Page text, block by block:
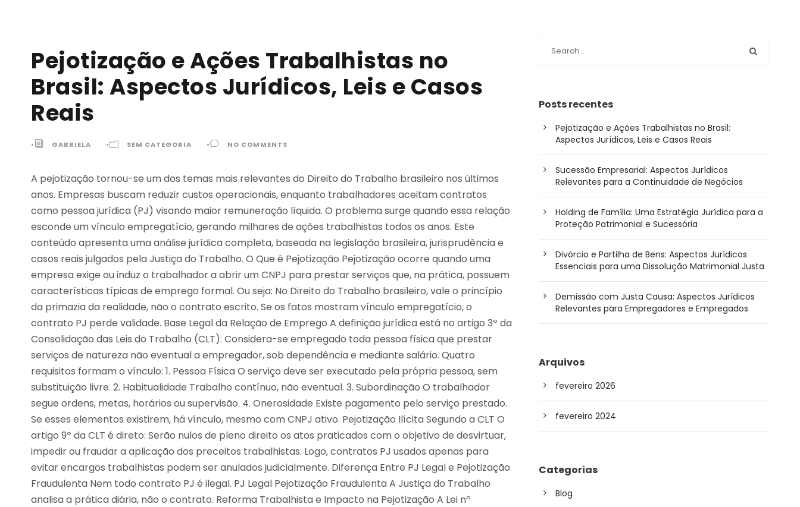
Pejotização e Ações Trabalhistas no
Brasil: Aspectos Jurídicos, Leis e Casos
Reais
• GABRIELA • SEM CATEGORIA • NO COMMENTS
A pejotização tornou-se um dos temas mais relevantes do Direito do Trabalho brasileiro nos últimos
anos. Empresas buscam reduzir custos operacionais, enquanto trabalhadores aceitam contratos
como pessoa jurídica (PJ) visando maior remuneração líquida. O problema surge quando essa relação
esconde um vínculo empregatício, gerando milhares de ações trabalhistas todos os anos. Este
conteúdo apresenta uma análise jurídica completa, baseada na legislação brasileira, jurisprudência e
casos reais julgados pela Justiça do Trabalho. O Que é Pejotização Pejotização ocorre quando uma
empresa exige ou induz o trabalhador a abrir um CNPJ para prestar serviços que, na prática, possuem
características típicas de emprego formal. Ou seja: No Direito do Trabalho brasileiro, vale o princípio
da primazia da realidade, não o contrato escrito. Se os fatos mostram vínculo empregatício, o
contrato PJ perde validade. Base Legal da Relação de Emprego A definição jurídica está no artigo 3º da
Consolidação das Leis do Trabalho (CLT): Considera-se empregado toda pessoa física que prestar
serviços de natureza não eventual a empregador, sob dependência e mediante salário. Quatro
requisitos formam o vínculo: 1. Pessoa Física O serviço deve ser executado pela própria pessoa, sem
substituição livre. 2. Habitualidade Trabalho contínuo, não eventual. 3. Subordinação O trabalhador
segue ordens, metas, horários ou supervisão. 4. Onerosidade Existe pagamento pelo serviço prestado.
Se esses elementos existirem, há vínculo, mesmo com CNPJ ativo. Pejotização Ilícita Segundo a CLT O
artigo 9º da CLT é direto: Serão nulos de pleno direito os atos praticados com o objetivo de desvirtuar,
impedir ou fraudar a aplicação dos preceitos trabalhistas. Logo, contratos PJ usados apenas para
evitar encargos trabalhistas podem ser anulados judicialmente. Diferença Entre PJ Legal e Pejotização
Fraudulenta Nem todo contrato PJ é ilegal. PJ Legal Pejotização Fraudulenta A Justiça do Trabalho
analisa a prática diária, não o contrato. Reforma Trabalhista e Impacto na Pejotização A Lei nº
Posts recentes
Pejotização e Ações Trabalhistas no Brasil:
Aspectos Jurídicos, Leis e Casos Reais
Sucessão Empresarial: Aspectos Jurídicos
Relevantes para a Continuidade de Negócios
Holding de Família: Uma Estratégia Jurídica para a
Proteção Patrimonial e Sucessória
Divórcio e Partilha de Bens: Aspectos Jurídicos
Essenciais para uma Dissolução Matrimonial Justa
Demissão com Justa Causa: Aspectos Jurídicos
Relevantes para Empregadores e Empregados
Arquivos
fevereiro 2026
fevereiro 2024
Categorias
Blog